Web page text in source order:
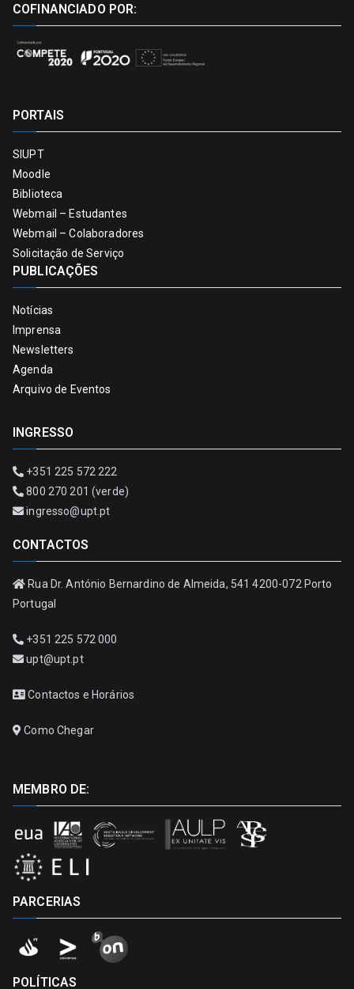
COFINANCIADO POR:
PORTAIS
SIUPT
Moodle
Biblioteca
Webmail – Estudantes
Webmail – Colaboradores
Solicitação de Serviço
PUBLICAÇÕES
Notícias
Imprensa
Newsletters
Agenda
Arquivo de Eventos
INGRESSO
+351 225 572 222
800 270 201 (verde)
ingresso@upt.pt
CONTACTOS
Rua Dr. António Bernardino de Almeida, 541 4200-072 Porto
Portugal
+351 225 572 000
upt@upt.pt
Contactos e Horários
Como Chegar
MEMBRO DE:
PARCERIAS
POLÍTICAS